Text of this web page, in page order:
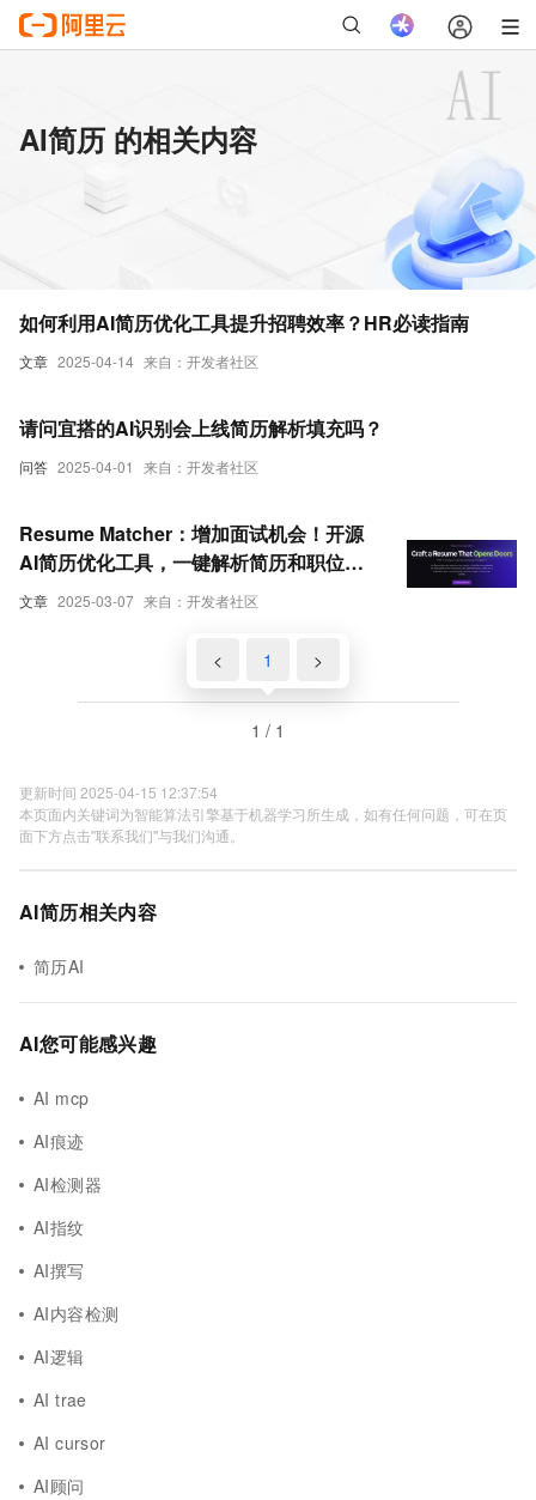
AI简历 的相关内容
文章 2025-04-14 来自：开发者社区
如何利用AI简历优化工具提升招聘效率？HR必读指南
问答 2025-04-01 来自：开发者社区
请问宜搭的AI识别会上线简历解析填充吗？
文章 2025-03-07 来自：开发者社区
Resume Matcher：增加面试机会！开源
AI简历优化工具，一键解析简历和职位描
述并优化
< 1 >
1 / 1
更新时间 2025-04-15 12:37:54
本页面内关键词为智能算法引擎基于机器学习所生成，如有任何问题，可在页
面下方点击"联系我们"与我们沟通。
AI简历相关内容
简历AI
AI您可能感兴趣
AI mcp
AI痕迹
AI检测器
AI指纹
AI撰写
AI内容检测
AI逻辑
AI trae
AI cursor
AI顾问